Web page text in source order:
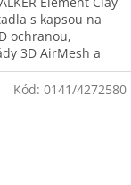
s kapsou na
ochranou,
3D AirMesh a
na kufr. Ideální
Kód: 0141/4272580